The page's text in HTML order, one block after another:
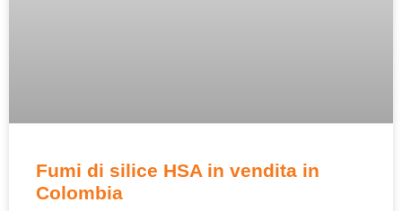
Fumi di silice HSA in vendita in
Colombia